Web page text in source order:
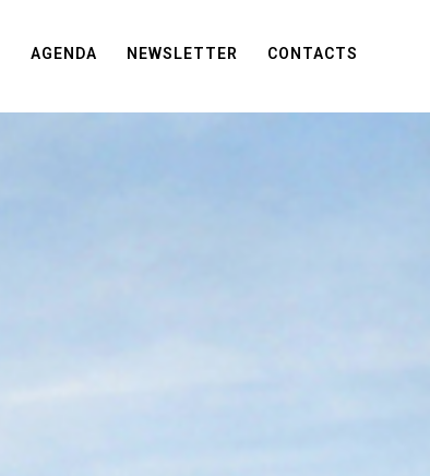
AGENDA NEWSLETTER CONTACTS